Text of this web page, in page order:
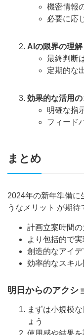
機密情報
必要に応
AIの限界の理解
最終判断
定期的な
効果的な活用の
明確な指
フィード
まとめ
2024年の新年準備に
うなメリット が期待
計画立案時間
より包括的で
創造的なアイデ
効率的なスキル
明日からのアクシ
まずは小規模
ょう